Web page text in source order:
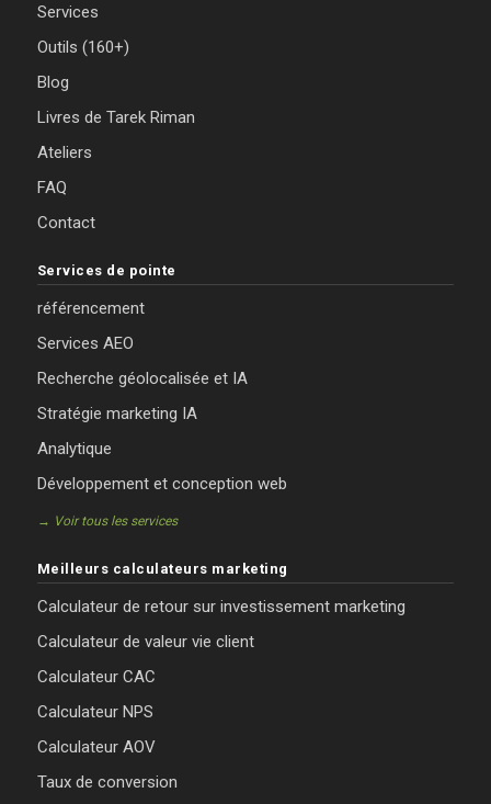
Services
Outils (160+)
Blog
Livres de Tarek Riman
Ateliers
FAQ
Contact
Services de pointe
référencement
Services AEO
Recherche géolocalisée et IA
Stratégie marketing IA
Analytique
Développement et conception web
→ Voir tous les services
Meilleurs calculateurs marketing
Calculateur de retour sur investissement marketing
Calculateur de valeur vie client
Calculateur CAC
Calculateur NPS
Calculateur AOV
Taux de conversion